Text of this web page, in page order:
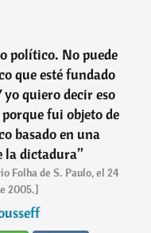
político. No puede
que esté fundado
quiero decir eso
fui objeto de
basado en una
la dictadura”
Folha de S. Paulo, el 24
2005.]